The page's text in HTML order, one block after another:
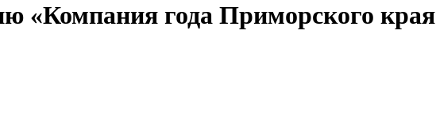
«Компания года Приморского края